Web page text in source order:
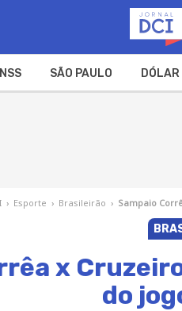
INSS SÃO PAULO
› Esporte › Brasileirão › Sampaio
x
do